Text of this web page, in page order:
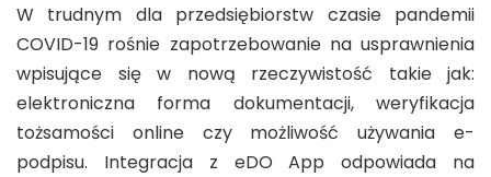
W trudnym dla przedsiębiorstw czasie pandemii
COVID-19 rośnie zapotrzebowanie na usprawnienia
wpisujące się w nową rzeczywistość takie jak:
elektroniczna forma dokumentacji, weryfikacja
tożsamości online czy możliwość używania e-
podpisu. Integracja z eDO App odpowiada na